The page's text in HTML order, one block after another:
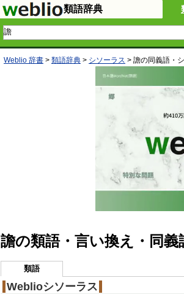
類語辞典
Weblio 辞書 > 類語辞典 > シソーラス > 譫の同義語・
譫の類語・言い換え・同義
類語
Weblioシソーラス